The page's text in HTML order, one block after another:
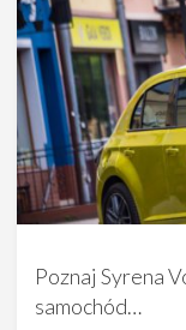
Poznaj Syrena
samochód…